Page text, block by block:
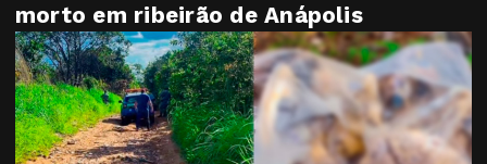
morto em ribeirão de Anápolis